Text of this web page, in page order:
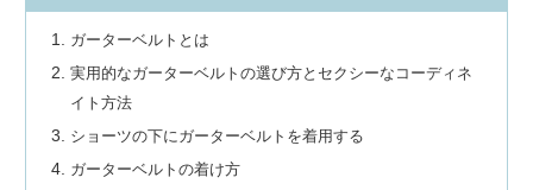
ガーターベルトとは
実用的なガーターベルトの選び方とセクシーなコーディネ
イト方法
ショーツの下にガーターベルトを着用する
ガーターベルトの着け方